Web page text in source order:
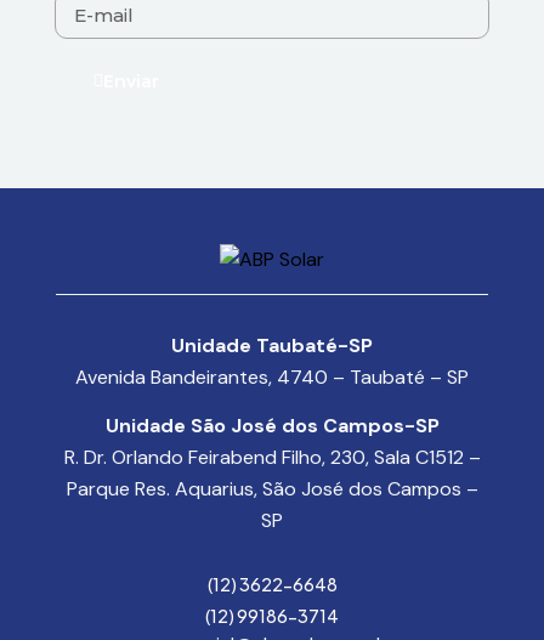
Unidade Taubaté-SP
Avenida Bandeirantes, 4740 – Taubaté – SP
Unidade São José dos Campos-SP
R. Dr. Orlando Feirabend Filho, 230, Sala C1512 –
Parque Res. Aquarius, São José dos Campos –
SP
(12) 3622-6648
(12) 99186-3714